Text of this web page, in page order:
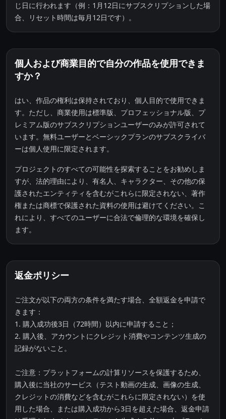
じ日に行われます（例：1月12日にサブスクリプションした場
合、リセット時間は毎月12日です）。
個人および商業目的で自分の作品を使用できま
すか？
はい、作品の権利は保持されており、個人目的で使用できま
す。ただし、商業使用は標準版、プロフェッショナル版、プ
レミアム版のサブスクリプションユーザーのみが許可されて
います。無料ユーザーとベーシックプランのサブスクライバ
ーは個人使用に限定されます。
プロジェクトのすべての可能性を探索することをお勧めしま
すが、法的理由により、有名人、キャラクター、その他の保
護されたエンティティを含むがこれらに限定されない、著作
権または商標で保護された資料の使用は避けてください。こ
れにより、すべてのユーザーに合法で倫理的な環境を確保し
ます。
返金ポリシー
ご注文が以下の両方の条件を満たす場合、全額返金を申請で
きます：
1. 購入成功後3日（72時間）以内に申請すること；
2. 購入後、アカウントにクレジット消費やコンテンツ生成の
記録がないこと。
ご注意：プラットフォームの計算リソースを保護するため、
購入後に当社のサービス（テスト動画の生成、画像の生成、
クレジットの消費などを含むがこれらに限定されない）を使
用した場合、または購入成功から3日を超えた場合、返金申請